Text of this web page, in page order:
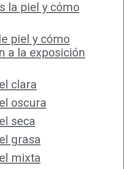
la piel y cómo
piel y cómo
a la exposición
clara
oscura
seca
grasa
mixta